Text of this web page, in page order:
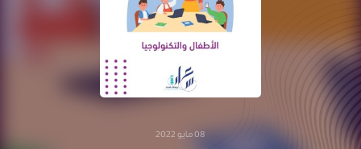
08 مايو 2022